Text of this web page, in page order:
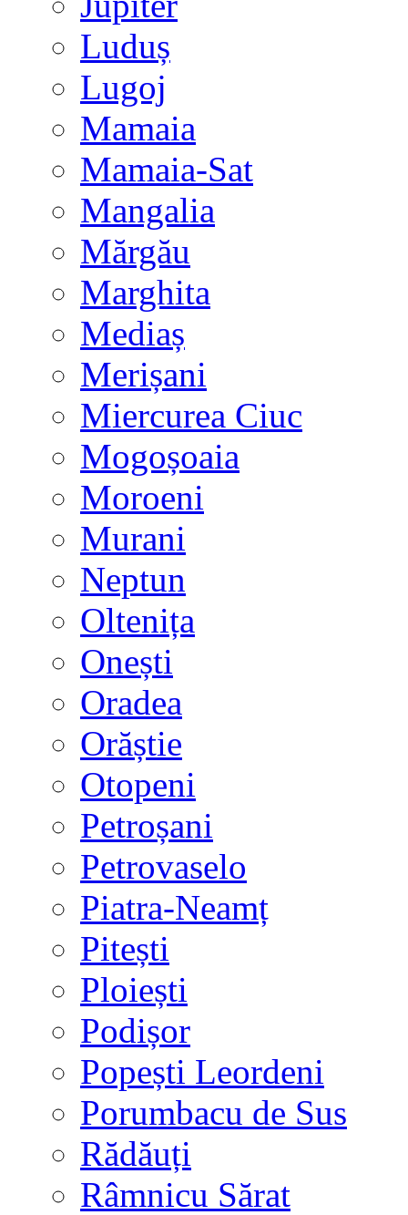
Luduș
Lugoj
Mamaia
Mamaia-Sat
Mangalia
Mărgău
Marghita
Mediaș
Merișani
Miercurea Ciuc
Mogoșoaia
Moroeni
Murani
Neptun
Oltenița
Onești
Oradea
Orăștie
Otopeni
Petroșani
Petrovaselo
Piatra-Neamț
Pitești
Ploiești
Podișor
Popești Leordeni
Porumbacu de Sus
Rădăuți
Râmnicu Sărat